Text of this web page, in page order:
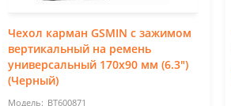
Чехол карман GSMIN с зажимом
вертикальный на ремень
универсальный 170x90 мм (6.3")
(Черный)
BT600871